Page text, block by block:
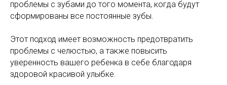
проблемы с зубами до того момента, когда будут
сформированы все постоянные зубы.
Этот подход имеет возможность предотвратить
проблемы с челюстью, а также повысить
уверенность вашего ребенка в себе благодаря
здоровой красивой улыбке.